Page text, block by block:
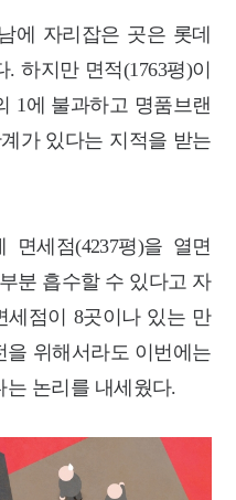
에 자리잡은 곳은 롯데
하지만 면적(1763평)이
1에 불과하고 명품브랜
가 있다는 지적을 받는
면세점(4237평)을 열면
분 흡수할 수 있다고 자
세점이 8곳이나 있는 만
위해서라도 이번에는
논리를 내세웠다.